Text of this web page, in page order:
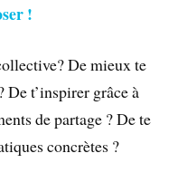
!
De mieux te
t’inspirer grâce à
de partage ? De te
concrètes ?